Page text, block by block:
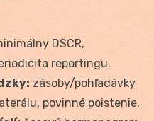
DSCR,
reportingu.
zásoby/pohľadávky
povinné poistenie.